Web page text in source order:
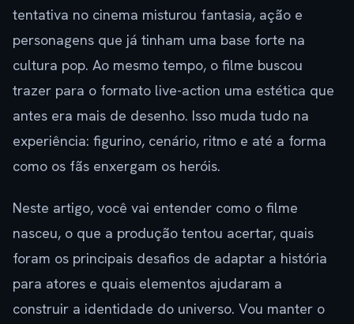
tentativa no cinema misturou fantasia, ação e
personagens que já tinham uma base forte na
cultura pop. Ao mesmo tempo, o filme buscou
trazer para o formato live-action uma estética que
antes era mais de desenho. Isso muda tudo na
experiência: figurino, cenário, ritmo e até a forma
como os fãs enxergam os heróis.
Neste artigo, você vai entender como o filme
nasceu, o que a produção tentou acertar, quais
foram os principais desafios de adaptar a história
para atores e quais elementos ajudaram a
construir a identidade do universo. Vou manter o